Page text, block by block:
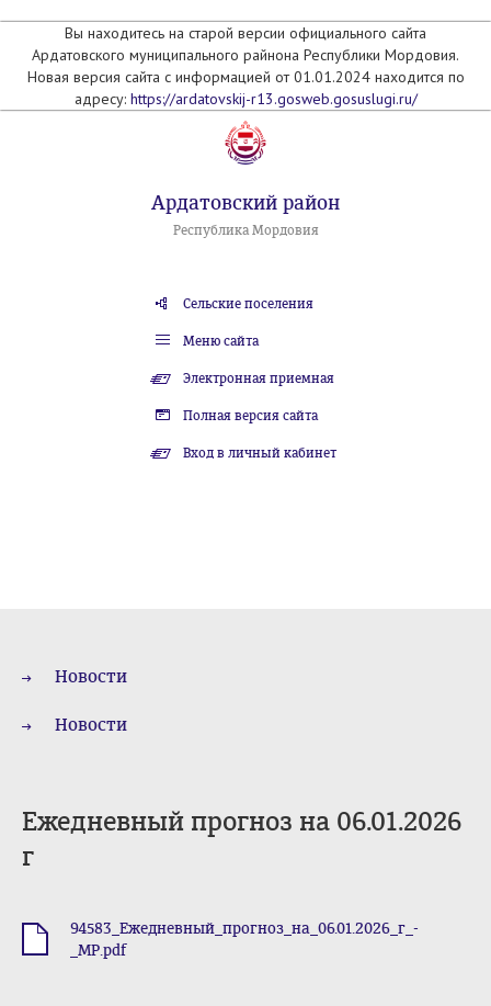
Вы находитесь на старой версии официального сайта
Ардатовского муниципального райнона Республики Мордовия.
Новая версия сайта с информацией от 01.01.2024 находится по
адресу: https://ardatovskij-r13.gosweb.gosuslugi.ru/
Ардатовский район
Республика Мордовия
Сельские поселения
Меню сайта
Электронная приемная
Полная версия сайта
Вход в личный кабинет
Новости
Новости
Ежедневный прогноз на 06.01.2026
г
94583_Ежедневный_прогноз_на_06.01.2026_г_-
_МР.pdf